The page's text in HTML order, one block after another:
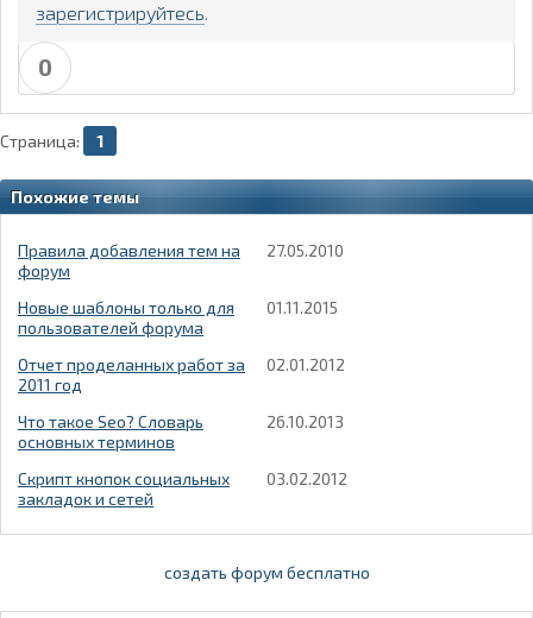
зарегистрируйтесь.
0
Страница: 1
Похожие темы
Правила добавления тем на
форум
27.05.2010
Новые шаблоны только для
пользователей форума
01.11.2015
Отчет проделанных работ за
2011 год
02.01.2012
Что такое Seo? Словарь
основных терминов
26.10.2013
Скрипт кнопок социальных
закладок и сетей
03.02.2012
создать форум бесплатно